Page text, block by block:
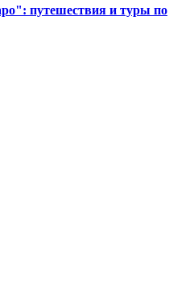
путешествия и туры по